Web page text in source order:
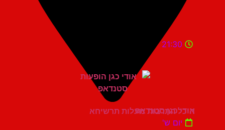
היכל התרבות מעלות תרשיחא
21:30
אודי כגן סטנדאפ
יום ש'